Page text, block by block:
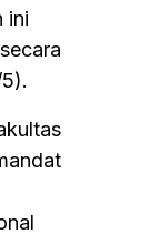
ini